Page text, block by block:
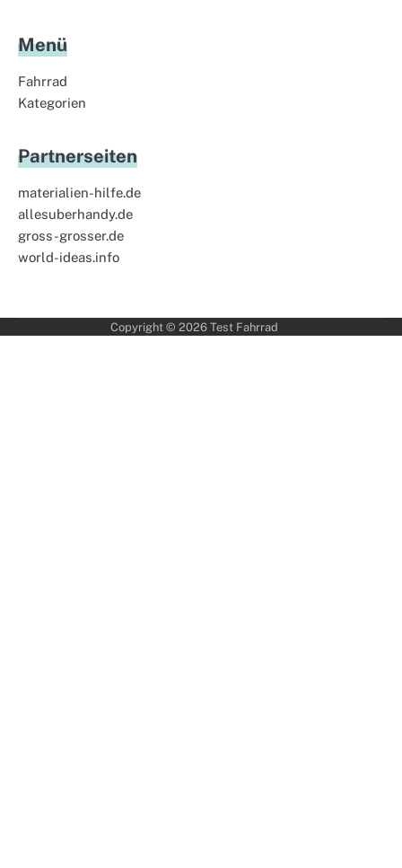
Menü
Fahrrad
Kategorien
Partnerseiten
materialien-hilfe.de
allesuberhandy.de
gross-grosser.de
world-ideas.info
Copyright © 2026 Test Fahrrad